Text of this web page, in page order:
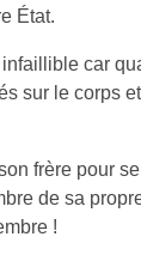
État.
car
sur le corps
frère pour
de sa
!